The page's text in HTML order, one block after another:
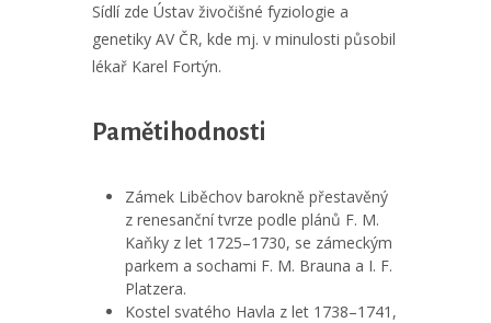
Sídlí zde Ústav živočišné fyziologie a
genetiky AV ČR, kde mj. v minulosti působil
lékař Karel Fortýn.
Pamětihodnosti
Zámek Liběchov barokně přestavěný
z renesanční tvrze podle plánů F. M.
Kaňky z let 1725–1730, se zámeckým
parkem a sochami F. M. Brauna a I. F.
Platzera.
Kostel svatého Havla z let 1738–1741,